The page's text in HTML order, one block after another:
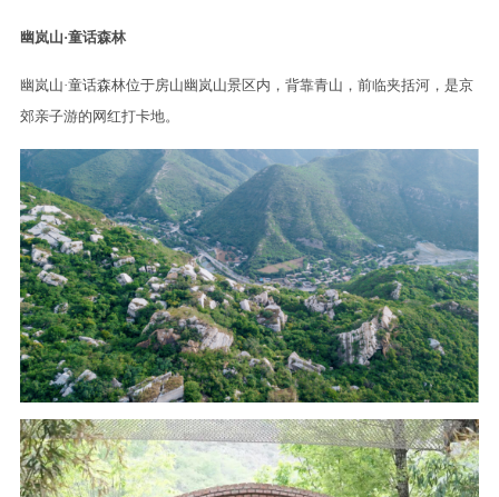
幽岚山·童话森林
幽岚山·童话森林位于房山幽岚山景区内，背靠青山，前临夹括河，是京
郊亲子游的网红打卡地。